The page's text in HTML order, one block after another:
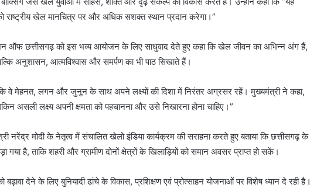
राष्ट्रीय खेल मानचित्र पर और अधिक सशक्त स्थान प्रदान करेगा।”
ऑफ छत्तीसगढ़ को इस भव्य आयोजन के लिए साधुवाद देते हुए कहा कि खेल जीवन का अभिन्न अंग हैं,
अनुशासन, आत्मविश्वास और समर्पण का भी पाठ सिखाते हैं।
कि वे मेहनत, लगन और जुनून के साथ अपने लक्ष्यों की दिशा में निरंतर अग्रसर रहें। मुख्यमंत्री ने कहा,
असली लक्ष्य अपनी क्षमता को पहचानना और उसे निखारना होना चाहिए।”
नरेंद्र मोदी के नेतृत्व में संचालित खेलो इंडिया कार्यक्रम की सराहना करते हुए बताया कि छत्तीसगढ़ के
है, ताकि शहरी और ग्रामीण दोनों क्षेत्रों के खिलाड़ियों को समान अवसर प्राप्त हो सकें।
देने के लिए बुनियादी ढांचे के विकास, प्रशिक्षण एवं प्रोत्साहन योजनाओं पर विशेष ध्यान दे रही है।